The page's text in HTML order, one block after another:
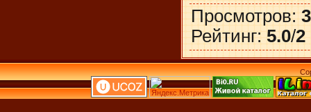
Просмотров:
Рейтинг: 5.0/2